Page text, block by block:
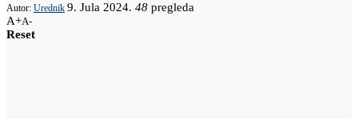
Autor: Urednik 9. Jula 2024. 48 pregleda
A+A-
Reset